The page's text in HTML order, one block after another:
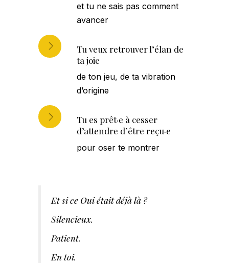
et tu ne sais pas comment
avancer
Tu veux retrouver l’élan de
ta joie
de ton jeu, de ta vibration
d’origine
Tu es prêt·e à cesser
d’attendre d’être reçu·e
pour oser te montrer
Et si ce Oui était déjà là ?
Silencieux.
Patient.
En toi.